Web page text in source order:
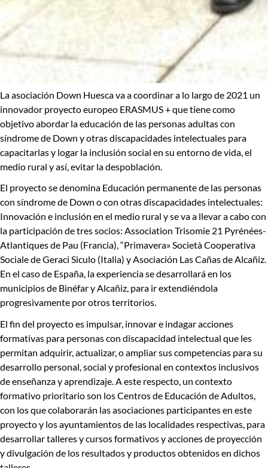
La asociación Down Huesca va a coordinar a lo largo de 2021 un
innovador proyecto europeo ERASMUS +que tiene como
objetivoabordar la educación de las personas adultas con
síndrome de Down y otras discapacidades intelectuales para
capacitarlas y logar la inclusión social en su entorno de vida, el
medio rural y así, evitar la despoblación.
El proyecto se denomina Educación permanente de las personas
con síndrome de Down o con otras discapacidades intelectuales:
Innovación e inclusión en el medio rural y se va a llevar a cabo con
la participación de tres socios: Association Trisomie 21 Pyrénées-
Atlantiques de Pau (Francia), “Primavera» Società Cooperativa
Sociale de Geraci Siculo (Italia) y Asociación Las Cañas de Alcañiz.
En el caso de España, la experiencia se desarrollará en los
municipios de Binéfar y Alcañiz, para ir extendiéndola
progresivamente por otros territorios.
El fin del proyecto es impulsar, innovar e indagar acciones
formativas para personas con discapacidad intelectual que les
permitan adquirir, actualizar, o ampliar sus competencias para su
desarrollo personal, social y profesional en contextos inclusivos
de enseñanza y aprendizaje. A este respecto, un contexto
formativo prioritario son los Centros de Educación de Adultos,
con los que colaborarán las asociaciones participantes en este
proyecto y los ayuntamientos de las localidades respectivas, para
desarrollar talleres y cursos formativos y acciones de proyección
y divulgación de los resultados y productos obtenidos en dichos